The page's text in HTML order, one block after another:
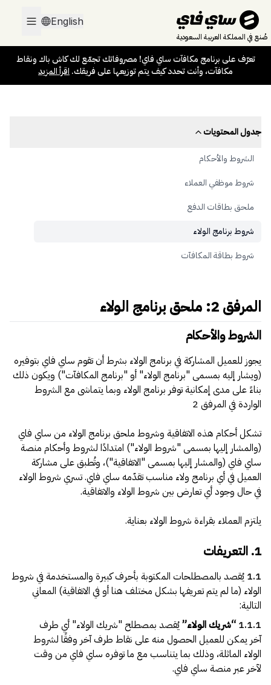
صُنع في المملكة العربية السعودية
English
تعرّف على برنامج مكافآت ساي فاي! مصروفاتك تجمّع لك كاش باك ونقاط
مكافآت، وأنت تحدد كيف يتم توزيعها على فريقك. اقرأ المزيد
تعرّف على برنامج مكافآت ساي فاي! مصروفاتك تجمّع لك كاش باك ونقاط
مكافآت، وأنت تحدد كيف يتم توزيعها على فريقك.اقرأ المزيد
جدول المحتويات
الشروط والأحكام
شروط موظفي العملاء
ملحق بطاقات الدفع
شروط برنامج الولاء
شروط بطاقة المكافآت
المرفق 2: ملحق برنامج الولاء
الشروط والأحكام
يجوز للعميل المشاركة في برنامج الولاء بشرط أن تقوم ساي فاي بتوفيره
(ويشار إليه بمسمى "برنامج الولاء" أو "برنامج المكافآت") ويكون ذلك
بناءً على مدى إمكانية توفر برنامج الولاء وبما يتماشى مع الشروط
الواردة في المرفق 2
تشكل أحكام هذه الاتفاقية وشروط ملحق برنامج الولاء من ساي فاي
(والمشار إليها بمسمى "شروط الولاء") امتدادًا لشروط وأحكام منصة
ساي فاي (والمشار إليها بمسمى "الاتفاقية")، وتُطبق على مشاركة
العميل في أي برنامج ولاء مناسب تقدّمه ساي فاي. تسري شروط الولاء
في حال وجود أي تعارض بين شروط الولاء والاتفاقية.
يلتزم العملاء بقراءة شروط الولاء بعناية.
1. التعريفات
1.1 يُقصد بالمصطلحات المكتوبة بأحرف كبيرة والمستخدمة في شروط
الولاء (ما لم يتم تعريفها بشكل مختلف هنا أو في الاتفاقية) المعاني
التالية:
1.1.1
“شريك الولاء”يُقصد بمصطلح "شريك الولاء" أي طرف
آخر يمكن للعميل الحصول منه على نقاط طرف آخر وفقًا لشروط
الولاء الماثلة، وذلك بما يتناسب مع ما توفره ساي فاي من وقت
لآخر عبر منصة ساي فاي.